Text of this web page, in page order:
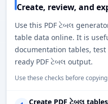
Create, review, and
Use this PDF ટેબલ
table data online. It is
documentation tables,
ready PDF ટેબલ output.
Use these checks before
Create PDF ટેબલ